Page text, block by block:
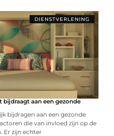
DIENSTVERLENING
bijdraagt aan een gezonde
bijdragen aan een gezonde
die van invloed zijn op de
Er zijn echter